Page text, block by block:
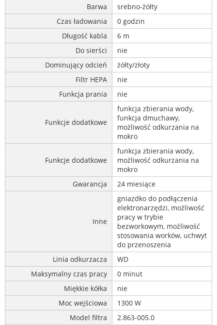
Barwa
srebno-żółty
Czas ładowania
0 godzin
Długość kabla
6 m
Do sierści
nie
Dominujący odcień
żółty/złoty
Filtr HEPA
nie
Funkcja prania
nie
Funkcje dodatkowe
funkcja zbierania wody,
funkcja dmuchawy,
możliwość odkurzania na
mokro
Funkcje dodatkowe
funkcja zbierania wody,
możliwość odkurzania na
mokro
Gwarancja
24 miesiące
Inne
gniazdko do podłączenia
elektronarzędzi, możliwość
pracy w trybie
bezworkowym, możliwość
stosowania worków, uchwyt
do przenoszenia
Linia odkurzacza
WD
Maksymalny czas pracy
0 minut
Miękkie kółka
nie
Moc wejściowa
1300 W
Model filtra
2.863-005.0